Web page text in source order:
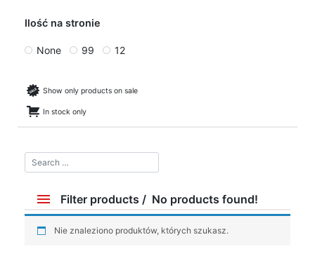
Ilość na stronie
None 99 12
Show only products on sale
In stock only
Filter products No products found!
Price
14 zł
Nie znaleziono produktów, których szukasz.